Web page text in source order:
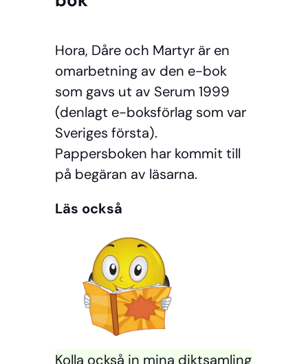
ä
m
Hora, Dåre och Martyr är en
omarbetning av den e-bok
som gavs ut av Serum 1999
(denlagt e-boksförlag som var
Sveriges första).
Pappersboken har kommit till
på begäran av läsarna.
Läs också
Kolla också in mina diktsamling